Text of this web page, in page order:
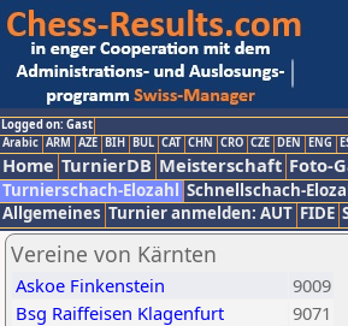
Logged on: Gast
Arabic ARM AZE BIH BUL CAT CHN CRO CZE DEN ENG
Home TurnierDB Meisterschaft Foto-
Turnierschach-Elozahl Schnellschach-
Allgemeines Turnier anmelden: AUT FIDE
Vereine von Kärnten
Askoe Finkenstein
9009
Bsg Raiffeisen Klagenfurt
9071